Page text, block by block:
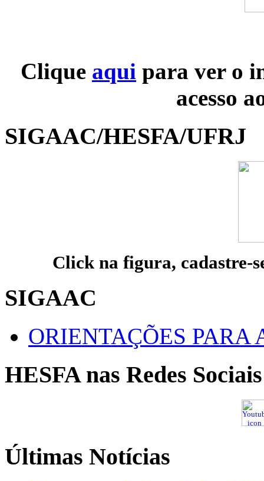
Clique aqui para ver o
acesso
SIGAAC/HESFA/UFRJ
Click na figura, cadastre-
SIGAAC
ORIENTAÇÕES PARA
HESFA nas Redes Sociais
Últimas Notícias